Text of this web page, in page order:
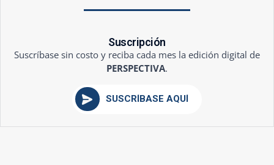
Suscripción
Suscríbase sin costo y reciba cada mes la edición digital de
PERSPECTIVA.
SUSCRÍBASE AQUÍ